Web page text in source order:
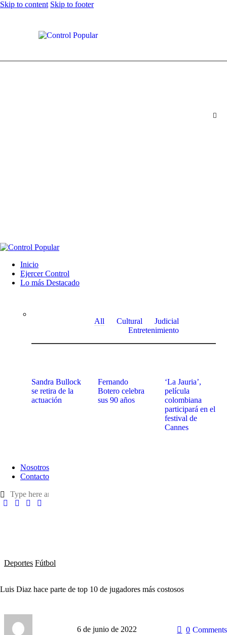
Skip to content Skip to footer
Inicio
Ejercer Control
Lo más Destacado
All Cultural
Judicial
Entretenimiento
Sandra Bullock
se retira de la
actuación
Fernando
Botero celebra
sus 90 años
‘La Jauria’,
película
colombiana
participará en el
festival de
Cannes
Nosotros
Contacto
Deportes Fútbol
Luis Diaz hace parte de top 10 de jugadores más costosos
6 de junio de 2022 0 Comments